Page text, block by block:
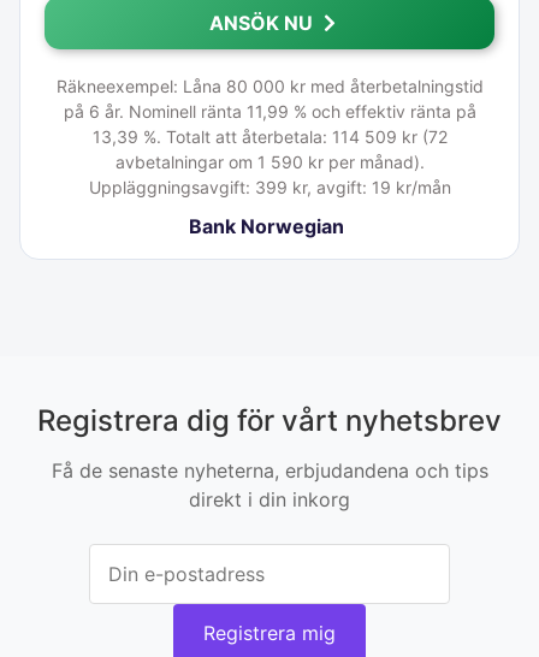
ANSÖK NU
Räkneexempel: Låna 80 000 kr med återbetalningstid
på 6 år. Nominell ränta 11,99 % och effektiv ränta på
13,39 %. Totalt att återbetala: 114 509 kr (72
avbetalningar om 1 590 kr per månad).
Uppläggningsavgift: 399 kr, avgift: 19 kr/mån
Bank Norwegian
Registrera dig för vårt nyhetsbrev
Få de senaste nyheterna, erbjudandena och tips
direkt i din inkorg
Registrera mig